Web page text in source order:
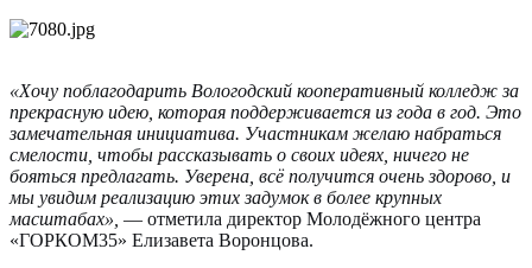
«Хочу поблагодарить Вологодский кооперативный колледж за
прекрасную идею, которая поддерживается из года в год. Это
замечательная инициатива. Участникам желаю набраться
смелости, чтобы рассказывать о своих идеях, ничего не
бояться предлагать. Уверена, всё получится очень здорово, и
мы увидим реализацию этих задумок в более крупных
масштабах», — отметила директор Молодёжного центра
«ГОРКОМ35» Елизавета Воронцова.